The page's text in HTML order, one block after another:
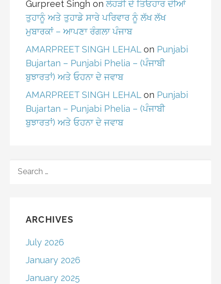
Gurpreet Singh on ਲੋਹੜੀ ਦੇ ਤਿਓਹਾਰ ਦੀਆਂ
ਤੁਹਾਨੂੰ ਅਤੇ ਤੁਹਾਡੇ ਸਾਰੇ ਪਰਿਵਾਰ ਨੂੰ ਲੱਖ ਲੱਖ
ਮੁਬਾਰਕਾਂ – ਆਪਣਾ ਰੰਗਲਾ ਪੰਜਾਬ
AMARPREET SINGH LEHAL on Punjabi
Bujartan – Punjabi Phelia – (ਪੰਜਾਬੀ
ਬੁਝਾਰਤਾਂ) ਅਤੇ ਓਹਨਾ ਦੇ ਜਵਾਬ
AMARPREET SINGH LEHAL on Punjabi
Bujartan – Punjabi Phelia – (ਪੰਜਾਬੀ
ਬੁਝਾਰਤਾਂ) ਅਤੇ ਓਹਨਾ ਦੇ ਜਵਾਬ
FOR:
ARCHIVES
July 2026
January 2026
January 2025